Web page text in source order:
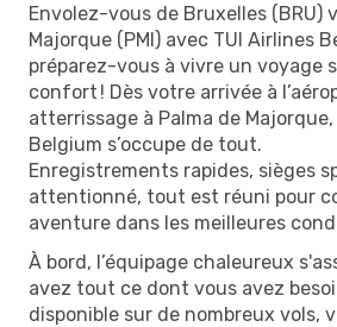
Envolez-vous de Bruxelles (BRU)
Majorque (PMI) avec TUI Airlines
préparez-vous à vivre un voyage
confort ! Dès votre arrivée à
atterrissage à Palma de
Belgium s’occupe de tout.
Enregistrements rapides, sièges
attentionné, tout est réuni pour
aventure dans les meilleures
À bord, l’équipage chaleureux
avez tout ce dont vous avez
disponible sur de nombreux vols,